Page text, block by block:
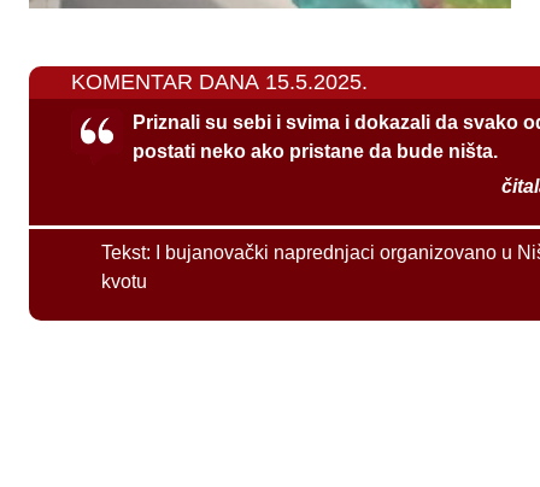
KOMENTAR DANA 15.5.2025.
Priznali su sebi i svima i dokazali da svako
postati neko ako pristane da bude ništa.
Tekst:
I bujanovački naprednjaci organizovano u
kvotu